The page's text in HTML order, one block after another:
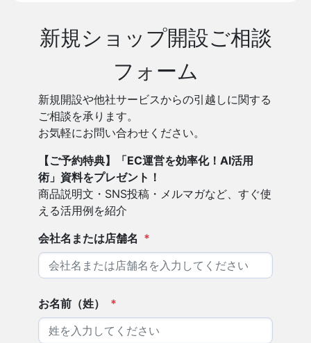
新規ショップ開設ご相談
フォーム
新規開設や他社サービスからの引越しに関する
ご相談を承ります。
お気軽にお問い合わせください。
【ご予約特典】「EC運営を効率化！AI活用
術」資料をプレゼント！
商品説明文・SNS投稿・メルマガなど、すぐ使
える活用例を紹介
会社名または店舗名 *
お名前（姓） *